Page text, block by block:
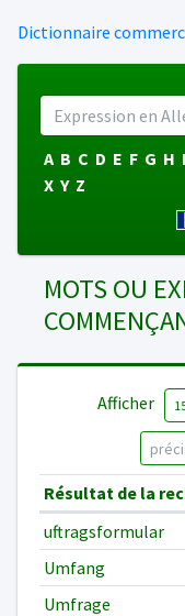
Dictionnaire
A B C D E F G H I
X Y Z
MOTS OU
Afficher
Résultat de la
uftragsformular
Umfang
Umfrage